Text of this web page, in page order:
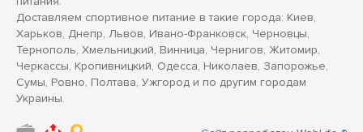
Доставляем спортивное питание в такие города: Киев,
Харьков, Днепр, Львов, Ивано-Франковск, Черновцы,
Тернополь, Хмельницкий, Винница, Чернигов, Житомир,
Черкассы, Кропивницкий, Одесса, Николаев, Запорожье,
Сумы, Ровно, Полтава, Ужгород и по другим городам
Украины.